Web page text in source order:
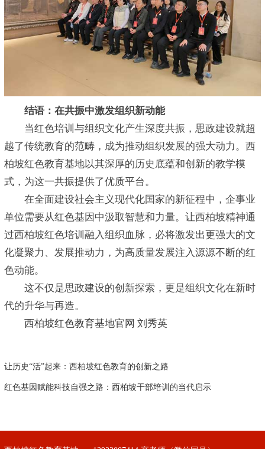
结语：在共振中激发组织新动能
当红色培训与组织文化产生深度共振，思政建设就超
越了传统教育的范畴，成为推动组织发展的强大动力。西
柏坡红色教育基地以其深厚的历史底蕴和创新的教学模
式，为这一共振提供了优质平台。
在全面建设社会主义现代化国家的新征程中，企事业
单位需要从红色基因中汲取智慧和力量。让西柏坡精神通
过西柏坡红色培训融入组织血脉，必将激发出更强大的文
化凝聚力、发展推动力，为高质量发展注入源源不断的红
色动能。
这不仅是思政建设的创新探索，更是组织文化在新时
代的升华与再造。
西柏坡红色教育基地官网 刘秀英
让历史“活”起来：西柏坡红色教育的创新之路
红色基因赋能科技自强之路：西柏坡干部培训的当代启示